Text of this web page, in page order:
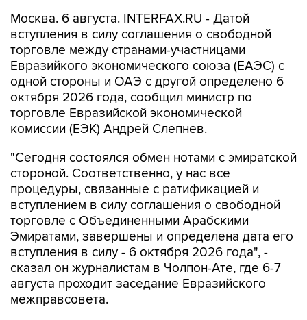
Москва. 6 августа. INTERFAX.RU - Датой
вступления в силу соглашения о свободной
торговле между странами-участницами
Евразийкого экономического союза (ЕАЭС) с
одной стороны и ОАЭ с другой определено 6
октября 2026 года, сообщил министр по
торговле Евразийской экономической
комиссии (ЕЭК) Андрей Слепнев.
"Сегодня состоялся обмен нотами с эмиратской
стороной. Соответственно, у нас все
процедуры, связанные с ратификацией и
вступлением в силу соглашения о свободной
торговле с Объединенными Арабскими
Эмиратами, завершены и определена дата его
вступления в силу - 6 октября 2026 года", -
сказал он журналистам в Чолпон-Ате, где 6-7
августа проходит заседание Евразийского
межправсовета.